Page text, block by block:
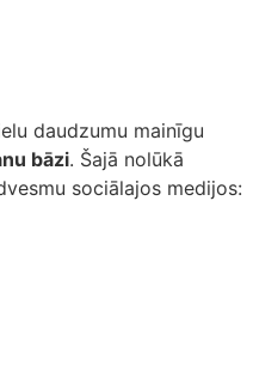
daudzumu mainīgu
bāzi. Šajā nolūkā
sociālajos medijos: